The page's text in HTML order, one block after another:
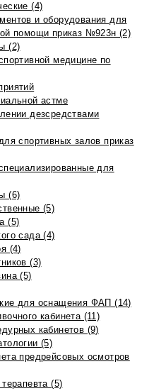
(4)
и оборудования для
помощи приказ №923н (2)
(2)
медицине по
астме
дезсредствами
спортивных залов приказ
для
(6)
(5)
(5)
сада (4)
(4)
(3)
(5)
для оснащения ФАП (14)
кабинета (11)
кабинетов (9)
(5)
предрейсовых осмотров
(5)